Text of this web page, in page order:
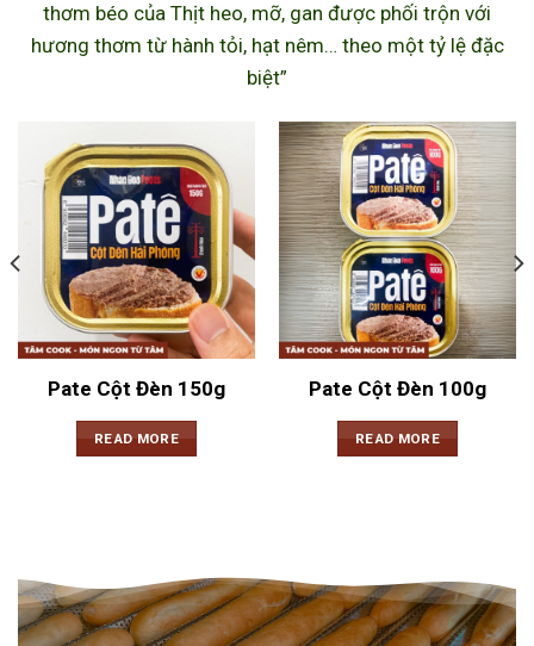
thơm béo của Thịt heo, mỡ, gan được phối trộn với
hương thơm từ hành tỏi, hạt nêm… theo một tỷ lệ đặc
biệt”
Pate Cột Đèn 150g
READ MORE
Pate Cột Đèn 100g
READ MORE